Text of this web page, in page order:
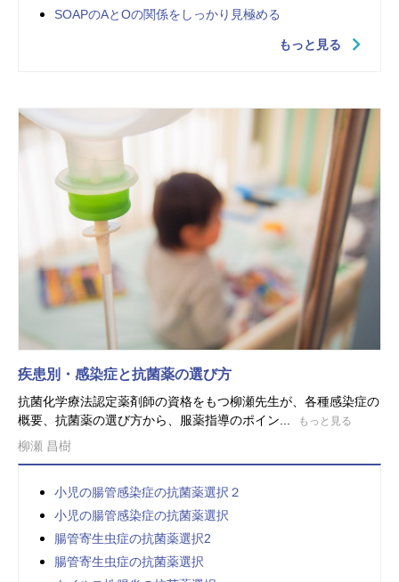
SOAPのAとOの関係をしっかり見極める
もっと見る
疾患別・感染症と抗菌薬の選び方
抗菌化学療法認定薬剤師の資格をもつ柳瀬先生が、各種感染症の
概要、抗菌薬の選び方から、服薬指導のポイン...
もっと見る
柳瀬 昌樹
小児の腸管感染症の抗菌薬選択２
小児の腸管感染症の抗菌薬選択
腸管寄生虫症の抗菌薬選択2
腸管寄生虫症の抗菌薬選択